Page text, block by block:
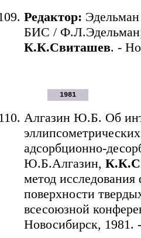
Редактор:
БИС / Ф.Л.Эдельман;
К.К.Свиташев. -
1981
Алгазин Ю.Б. Об
адсорбционно-
Ю.Б.Алгазин,
метод
поверхности
всесоюзной
Новосибирск, 1981.